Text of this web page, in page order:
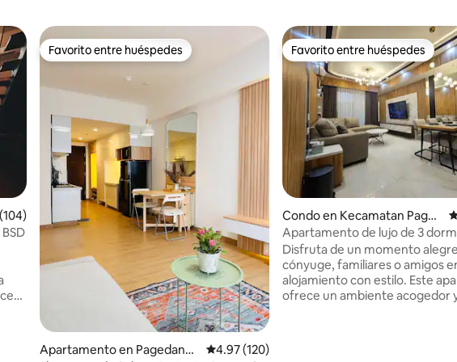
promedio: 4.99 de 5, 104 reseñas
Favorito entre huéspedes
Favorito entre huéspedes
Apartamento en Pagedanga
Calificación promedio: 4.97 de 5, 120 reseñas
4.97 (120)
Favorito entre huéspedes
Favorito entre huéspedes
Condo en Kecamatan Paged
angan
Apartamento de lujo de 3
junto a Aeon Mall BSD
Disfruta de un momento
cónyuge, familiares o amigos
alojamiento con estilo. Este
ofrece un ambiente acogedor